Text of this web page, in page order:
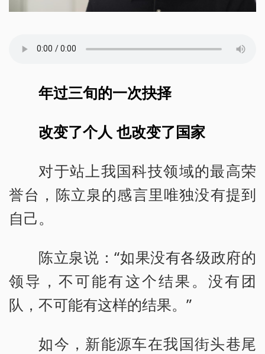
年过三旬的一次抉择
改变了个人 也改变了国家
对于站上我国科技领域的最高荣
誉台，陈立泉的感言里唯独没有提到
自己。
陈立泉说：“如果没有各级政府的
领导，不可能有这个结果。没有团
队，不可能有这样的结果。”
如今，新能源车在我国街头巷尾